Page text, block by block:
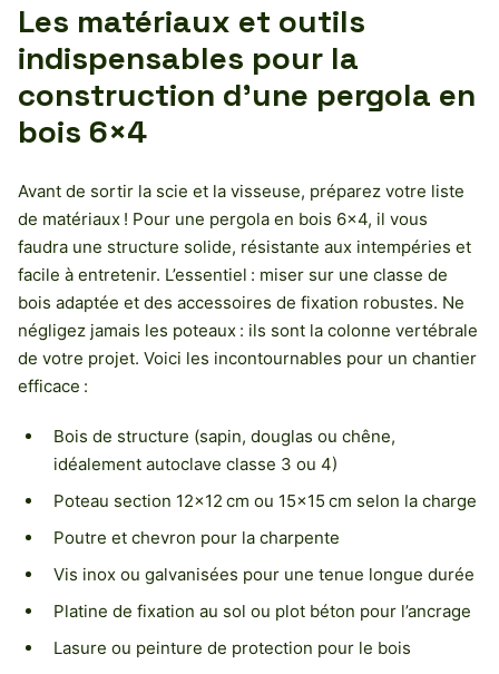
Les matériaux et outils
indispensables pour la
construction d’une pergola en
bois 6×4
Avant de sortir la scie et la visseuse, préparez votre liste
de matériaux ! Pour une pergola en bois 6×4, il vous
faudra une structure solide, résistante aux intempéries et
facile à entretenir. L’essentiel : miser sur une classe de
bois adaptée et des accessoires de fixation robustes. Ne
négligez jamais les poteaux : ils sont la colonne vertébrale
de votre projet. Voici les incontournables pour un chantier
efficace :
Bois de structure (sapin, douglas ou chêne,
idéalement autoclave classe 3 ou 4)
Poteau section 12×12 cm ou 15×15 cm selon la charge
Poutre et chevron pour la charpente
Vis inox ou galvanisées pour une tenue longue durée
Platine de fixation au sol ou plot béton pour l’ancrage
Lasure ou peinture de protection pour le bois